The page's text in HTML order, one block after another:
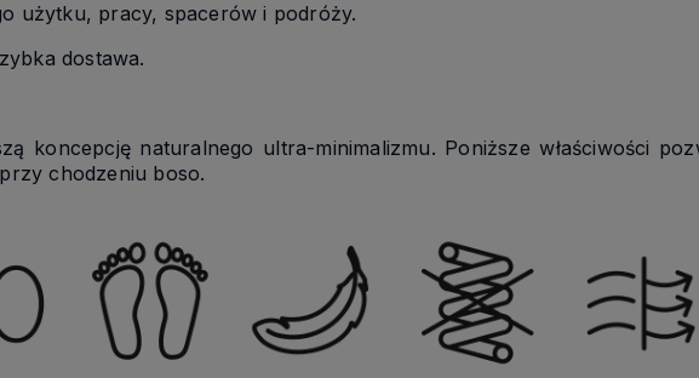
użytku, pracy, spacerów i podróży.
dostawa.
koncepcję naturalnego ultra-minimalizmu. Poniższe właściwości
chodzeniu boso.